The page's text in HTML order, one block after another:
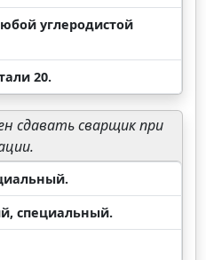
углеродистой
20.
сдавать сварщик при
специальный.